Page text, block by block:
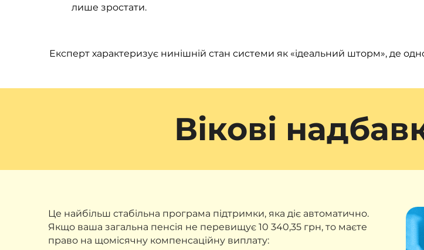
лише зростати.
Експерт характеризує нинішній стан системи як «ідеальний шторм», де
Вікові
Це найбільш стабільна програма підтримки, яка діє автоматично.
Якщо ваша загальна пенсія не перевищує 10 340,35 грн, то маєте
право на щомісячну компенсаційну виплату: